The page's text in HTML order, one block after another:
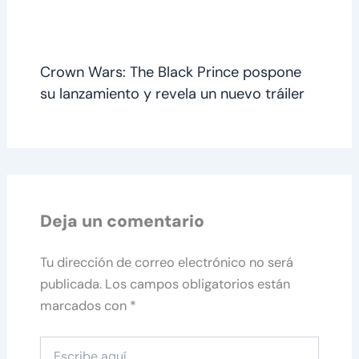
Crown Wars: The Black Prince pospone
su lanzamiento y revela un nuevo tráiler
Deja un comentario
Tu dirección de correo electrónico no será
publicada. Los campos obligatorios están
marcados con *